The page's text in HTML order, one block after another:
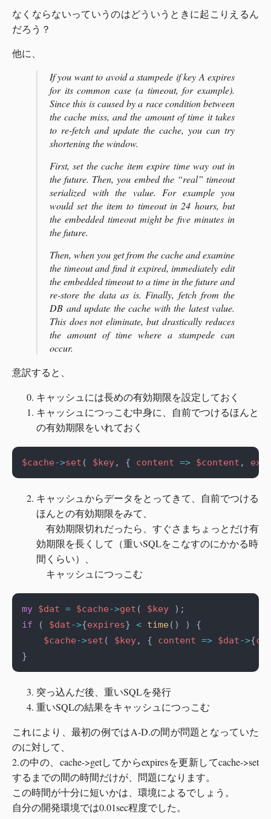
なくならないっていうのはどういうときに起こりえるん
だろう？
他に、
If you want to avoid a stampede if key A expires
for its common case (a timeout, for example).
Since this is caused by a race condition between
the cache miss, and the amount of time it takes
to re-fetch and update the cache, you can try
shortening the window.
First, set the cache item expire time way out in
the future. Then, you embed the “real” timeout
serialized with the value. For example you
would set the item to timeout in 24 hours, but
the embedded timeout might be five minutes in
the future.
Then, when you get from the cache and examine
the timeout and find it expired, immediately edit
the embedded timeout to a time in the future and
re-store the data as is. Finally, fetch from the
DB and update the cache with the latest value.
This does not eliminate, but drastically reduces
the amount of time where a stampede can
occur.
意訳すると、
キャッシュには長めの有効期限を設定しておく
キャッシュにつっこむ中身に、自前でつけるほんと
の有効期限をいれておく
$cache->set ( $key, { content => $content ,
キャッシュからデータをとってきて、自前でつける
ほんとの有効期限をみて、
有効期限切れだったら、すぐさまちょっとだけ有
効期限を長くして（重いSQLをこなすのにかかる時
間くらい）、
キャッシュにつっこむ
my $dat = $cache->get ( $key
if ( $dat->{expires} < time
$cache->set ( $key, { content => $dat->{
突っ込んだ後、重いSQLを発行
重いSQLの結果をキャッシュにつっこむ
これにより、最初の例ではA-D.の間が問題となっていた
のに対して、
2.の中の、cache->getしてからexpiresを更新してcache->set
するまでの間の時間だけが、問題になります。
この時間が十分に短いかは、環境によるでしょう。
自分の開発環境では0.01sec程度でした。